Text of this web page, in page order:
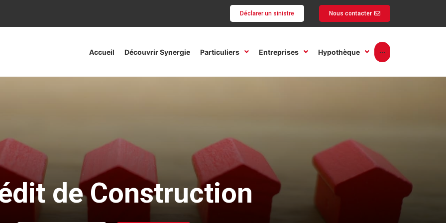
Déclarer un sinistre Nous contacter
Accueil Découvrir Synergie Particuliers Entreprises Hypothèque ···
de Construction